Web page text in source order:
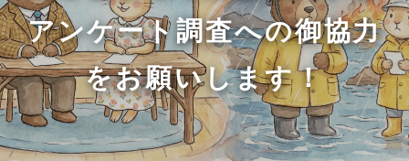
アンケート調査への御協力
をお願いします！